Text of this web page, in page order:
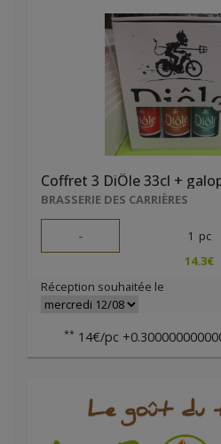
Coffret 3 DiÔle 33cl +
BRASSERIE DES CARRIÈRES
- 1 pc
14.3€
Réception souhaitée le
** 14€/pc